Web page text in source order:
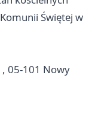
Świętej w
05-101 Nowy